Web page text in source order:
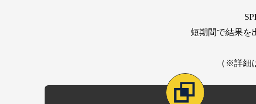
短期間で結果を
（※詳細